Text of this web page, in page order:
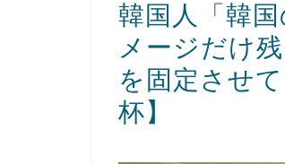
韓国人「韓
メージだけ
を固定させ
杯】